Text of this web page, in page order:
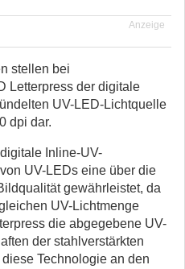
Anzeige
stellen bei
Letterpress der digitale
UV-LED-Lichtquelle
dpi dar.
Inline-UV-
UV-LEDs eine über die
gewährleistet, da
UV-Lichtmenge
die abgegebene UV-
der stahlverstärkten
Technologie an den